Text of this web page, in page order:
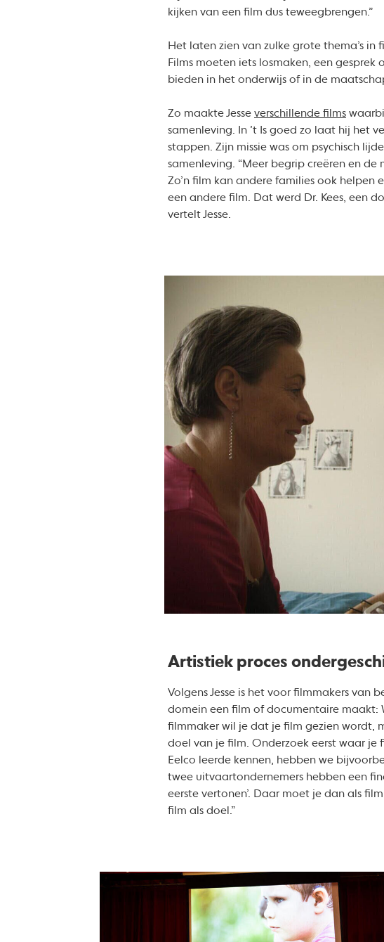
kijken van een film dus teweegbrengen.”
Het laten zien van zulke grote thema’s
Films moeten iets losmaken, een
bieden in het onderwijs of in de
Zo maakte Jesse verschillende films
samenleving. In ’t Is goed zo laat hij het
stappen. Zijn missie was om psychisch
samenleving. “Meer begrip creëren en
Zo’n film kan andere families ook
een andere film. Dat werd Dr. Kees, een
vertelt Jesse.
Artistiek proces
Volgens Jesse is het voor filmmakers
domein een film of documentaire maakt:
filmmaker wil je dat je film gezien wordt,
doel van je film. Onderzoek eerst waar je
Eelco leerde kennen, hebben we
twee uitvaartondernemers hebben een
eerste vertonen’. Daar moet je dan als
film als doel.”